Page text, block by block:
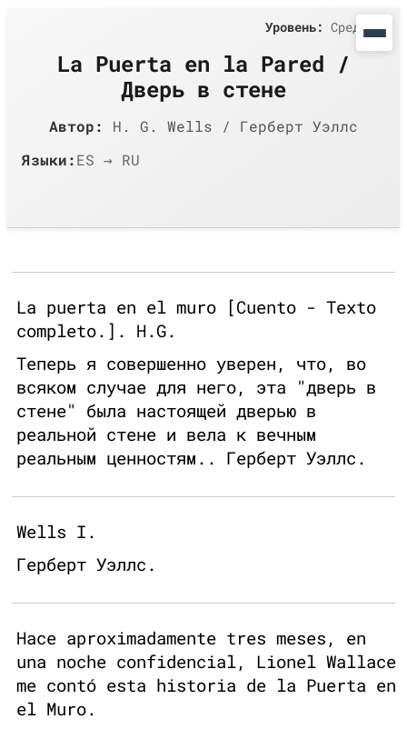
La Puerta en la Pared /
Дверь в стене
Автор:
H. G. Wells / Герберт Уэллс
Языки:ES → RU
Уровень: Средний
La puerta en el muro [Cuento - Texto
completo.]. H.G.
Теперь я совершенно уверен, что, во
всяком случае для него, эта "дверь в
стене" была настоящей дверью в
реальной стене и вела к вечным
реальным ценностям.. Герберт Уэллс.
Wells I.
Герберт Уэллс.
Hace aproximadamente tres meses, en
una noche confidencial, Lionel Wallace
me contó esta historia de la Puerta en
el Muro.